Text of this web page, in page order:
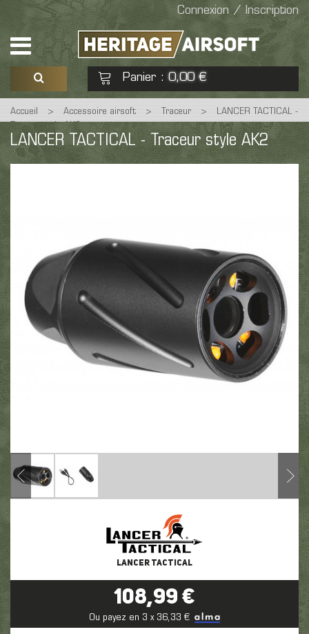
Connexion / Inscription
Panier : 0,00 €
Voir mon panier Commander
Aucun produit
Accueil > Accessoire airsoft > Traceur >
LANCER TACTICAL -
Traceur style AK2
LANCER TACTICAL - Traceur style AK2
LANCER TACTICAL
108,99 €
Ou payez en 3 x 36,33 €